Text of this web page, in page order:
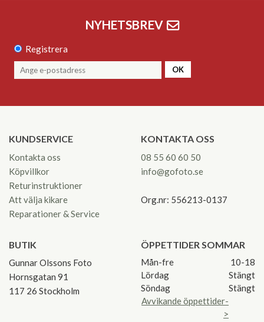
NYHETSBREV
Registrera
OK
KUNDSERVICE
Kontakta oss
Köpvillkor
Returinstruktioner
Att välja kikare
Reparationer & Service
KONTAKTA OSS
08 55 60 60 50
info@gofoto.se
Org.nr: 556213-0137
BUTIK
Gunnar Olssons Foto
Hornsgatan 91
117 26 Stockholm
ÖPPETTIDER SOMMAR
Mån-fre
10-18
Lördag
Stängt
Söndag
Stängt
Avvikande öppettider-
>